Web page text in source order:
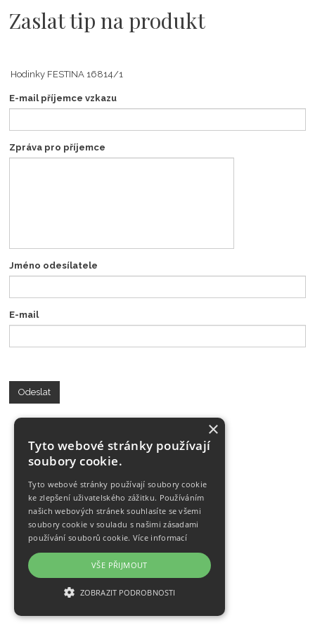
Zaslat tip na produkt
E-mail příjemce vzkazu
Zpráva pro příjemce
Jméno odesílatele
E-mail
Odeslat
×
Tyto webové stránky používají
soubory cookie.
Tyto webové stránky používají soubory cookie
ke zlepšení uživatelského zážitku. Používáním
našich webových stránek souhlasíte se všemi
soubory cookie v souladu s našimi zásadami
používání souborů cookie. Více informací
VŠE PŘIJMOUT
ZOBRAZIT PODROBNOSTI
NEZBYTNĚ NUTNÉ SOUBORY